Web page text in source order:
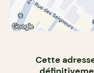
Cette